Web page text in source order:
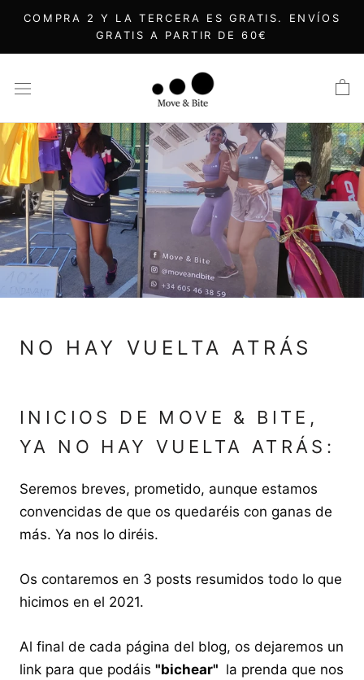
Saltar
contenido
COMPRA 2 Y LA TERCERA ES GRATIS. ENVÍOS
GRATIS A PARTIR DE 60€
NO HAY VUELTA ATRÁS
INICIOS DE MOVE & BITE,
YA NO HAY VUELTA ATRÁS:
Seremos breves, prometido, aunque estamos
convencidas de que os quedaréis con ganas de
más. Ya nos lo diréis.
Os contaremos en 3 posts resumidos todo lo que
hicimos en el 2021.
Al final de cada página del blog, os dejaremos un
link para que podáis "bichear" la prenda que nos